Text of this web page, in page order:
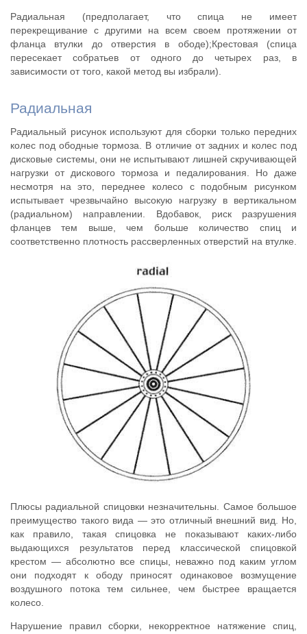
Радиальная (предполагает, что спица не имеет
перекрещивание с другими на всем своем протяжении от
фланца втулки до отверстия в ободе);Крестовая (спица
пересекает собратьев от одного до четырех раз, в
зависимости от того, какой метод вы избрали).
Радиальная
Радиальный рисунок используют для сборки только передних
колес под ободные тормоза. В отличие от задних и колес под
дисковые системы, они не испытывают лишней скручивающей
нагрузки от дискового тормоза и педалирования. Но даже
несмотря на это, переднее колесо с подобным рисунком
испытывает чрезвычайно высокую нагрузку в вертикальном
(радиальном) направлении. Вдобавок, риск разрушения
фланцев тем выше, чем больше количество спиц и
соответственно плотность рассверленных отверстий на втулке.
Плюсы радиальной спицовки незначительны. Самое большое
преимущество такого вида — это отличный внешний вид. Но,
как правило, такая спицовка не показывают каких-либо
выдающихся результатов перед классической спицовкой
крестом — абсолютно все спицы, неважно под каким углом
они подходят к ободу приносят одинаковое возмущение
воздушного потока тем сильнее, чем быстрее вращается
колесо.
Нарушение правил сборки, некорректное натяжение спиц,